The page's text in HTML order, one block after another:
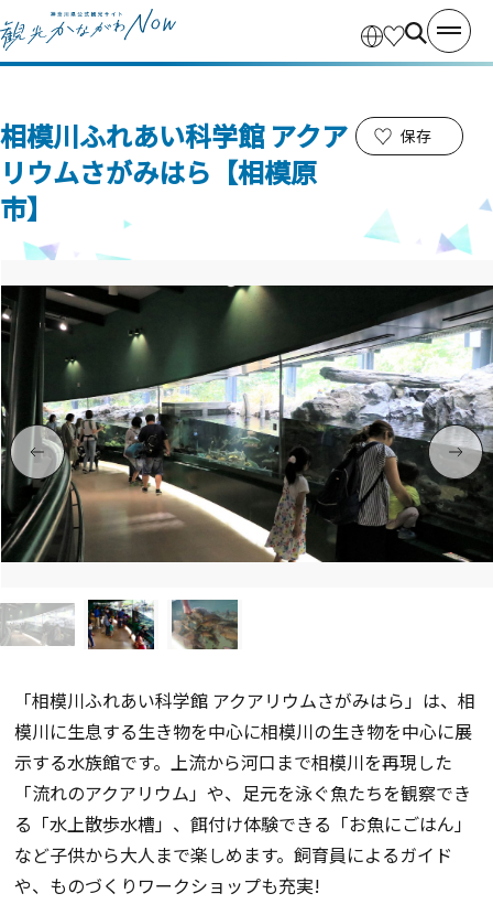
相模川ふれあい科学館 アクア
リウムさがみはら【相模原
市】
保存
「相模川ふれあい科学館 アクアリウムさがみはら」は、相
模川に生息する生き物を中心に相模川の生き物を中心に展
示する水族館です。上流から河口まで相模川を再現した
「流れのアクアリウム」や、足元を泳ぐ魚たちを観察でき
る「水上散歩水槽」、餌付け体験できる「お魚にごはん」
など子供から大人まで楽しめます。飼育員によるガイド
や、ものづくりワークショップも充実!